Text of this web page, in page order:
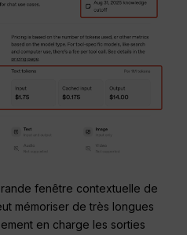
fenêtre contextuelle de
mémoriser de très longues
en charge les sorties